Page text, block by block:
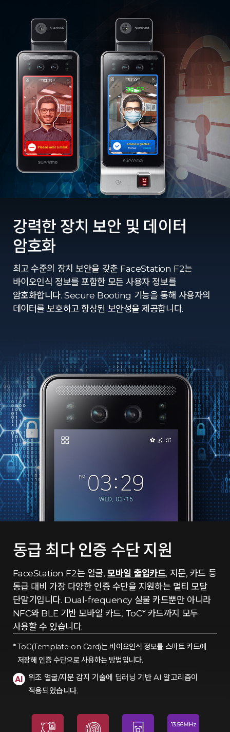
강력한 장치 보안 및 데이터
암호화
최고 수준의 장치 보안을 갖춘 FaceStation F2는
바이오인식 정보를 포함한 모든 사용자 정보를
암호화합니다. Secure Booting 기능을 통해 사용자의
데이터를 보호하고 향상된 보안성을 제공합니다.
동급 최다 인증 수단 지원
FaceStation F2는 얼굴, 모바일 출입카드, 지문, 카드 등
동급 대비 가장 다양한 인증 수단을 지원하는 멀티 모달
단말기입니다. Dual-frequency 실물 카드뿐만 아니라
NFC와 BLE 기반 모바일 카드, ToC* 카드까지 모두
사용할 수 있습니다.
ToC(Template-on-Card)는 바이오인식 정보를 스마트 카드에
저장해 인증 수단으로 사용하는 방법입니다.
위조 얼굴/지문 감지 기술에 딥러닝 기반 AI 알고리즘이
적용되었습니다.